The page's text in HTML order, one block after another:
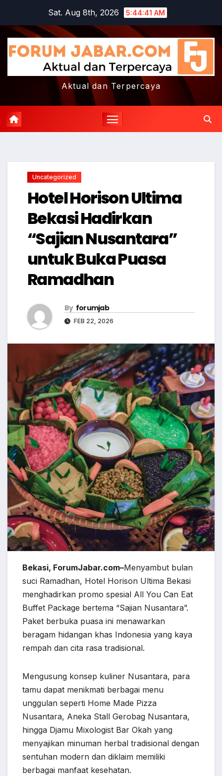
content
Sat. Aug 8th, 2026 5:44:42 AM
Aktual dan Terpercaya
Uncategorized
Hotel Horison Ultima
Bekasi Hadirkan
“Sajian Nusantara”
untuk Buka Puasa
Ramadhan
By forumjab
FEB 22, 2026
Bekasi, ForumJabar.com–Menyambut bulan
suci Ramadhan, Hotel Horison Ultima Bekasi
menghadirkan promo spesial All You Can Eat
Buffet Package bertema “Sajian Nusantara”.
Paket berbuka puasa ini menawarkan
beragam hidangan khas Indonesia yang kaya
rempah dan cita rasa tradisional.
Mengusung konsep kuliner Nusantara, para
tamu dapat menikmati berbagai menu
unggulan seperti Home Made Pizza
Nusantara, Aneka Stall Gerobag Nusantara,
hingga Djamu Mixologist Bar Okah yang
menyajikan minuman herbal tradisional dengan
sentuhan modern dan diklaim memiliki
berbagai manfaat kesehatan.